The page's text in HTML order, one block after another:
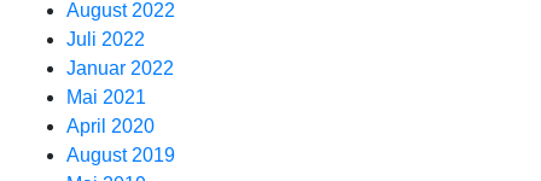
August 2022
Juli 2022
Januar 2022
Mai 2021
April 2020
August 2019